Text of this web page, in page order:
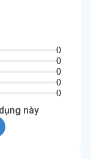
0
0
0
0
0
này